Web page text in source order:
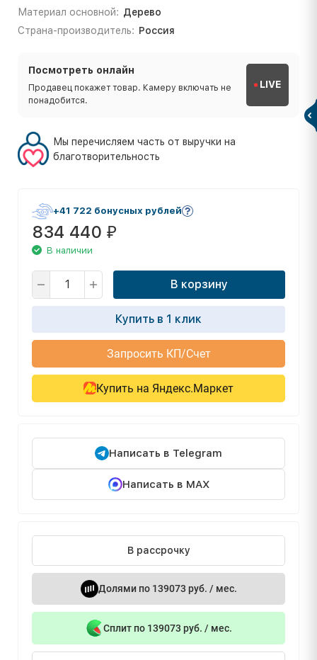
Материал основной: Дерево
Страна-производитель: Россия
Посмотреть онлайн
Продавец покажет товар. Камеру включать не
понадобится.
LIVE
Мы перечисляем часть от выручки на
благотворительность
+41 722 бонусных рублей
834 440 ₽
В наличии
В корзину
Купить в 1 клик
Запросить КП/Счет
Купить на Яндекс.Маркет
Написать в Telegram
Написать в MAX
В рассрочку
Долями по 139073 руб. / мес.
Сплит по 139073 руб. / мес.